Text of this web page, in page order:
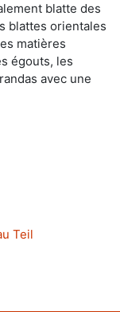
blatte des
blattes orientales
matières
égouts, les
avec une
Teil